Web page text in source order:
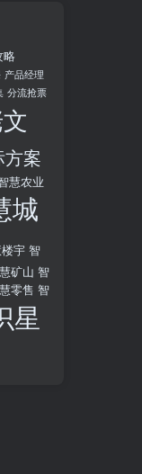
产品经理
分流抢票
案
慧农业
城
宇 智
矿山 智
零售 智
星